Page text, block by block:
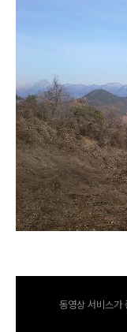
동영상 서비스가